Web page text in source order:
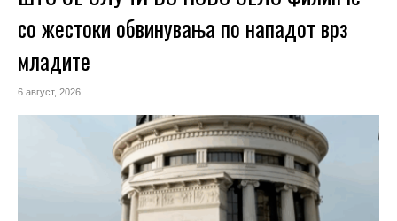
со жестоки обвинувања по нападот врз
младите
6 август, 2026